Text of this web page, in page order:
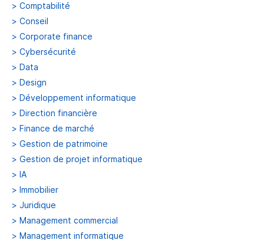
> Comptabilité
> Conseil
> Corporate finance
> Cybersécurité
> Data
> Design
> Développement informatique
> Direction financière
> Finance de marché
> Gestion de patrimoine
> Gestion de projet informatique
> IA
> Immobilier
> Juridique
> Management commercial
> Management informatique